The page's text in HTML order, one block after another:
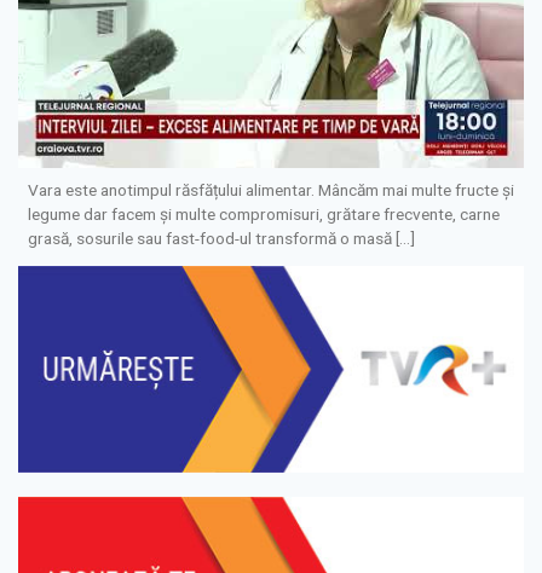
Vara este anotimpul răsfățului alimentar. Mâncăm mai multe fructe și
legume dar facem și multe compromisuri, grătare frecvente, carne
grasă, sosurile sau fast-food-ul transformă o masă […]